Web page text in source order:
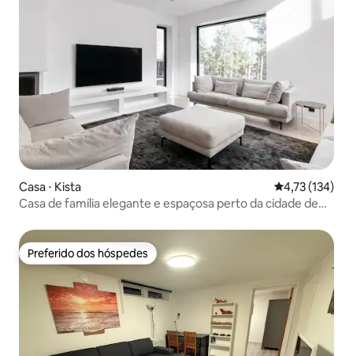
Casa ⋅ Kista 4,73 de uma
4,73 (134)
Casa de família elegante e espaçosa perto da cidade de
Preferido dos hóspedes
Preferido dos hóspedes